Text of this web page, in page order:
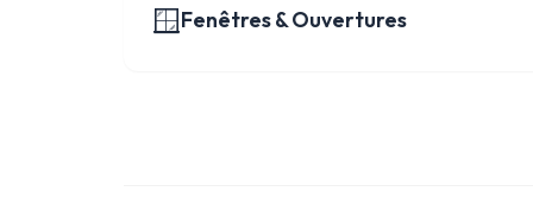
🪟Fenêtres & Ouvertures